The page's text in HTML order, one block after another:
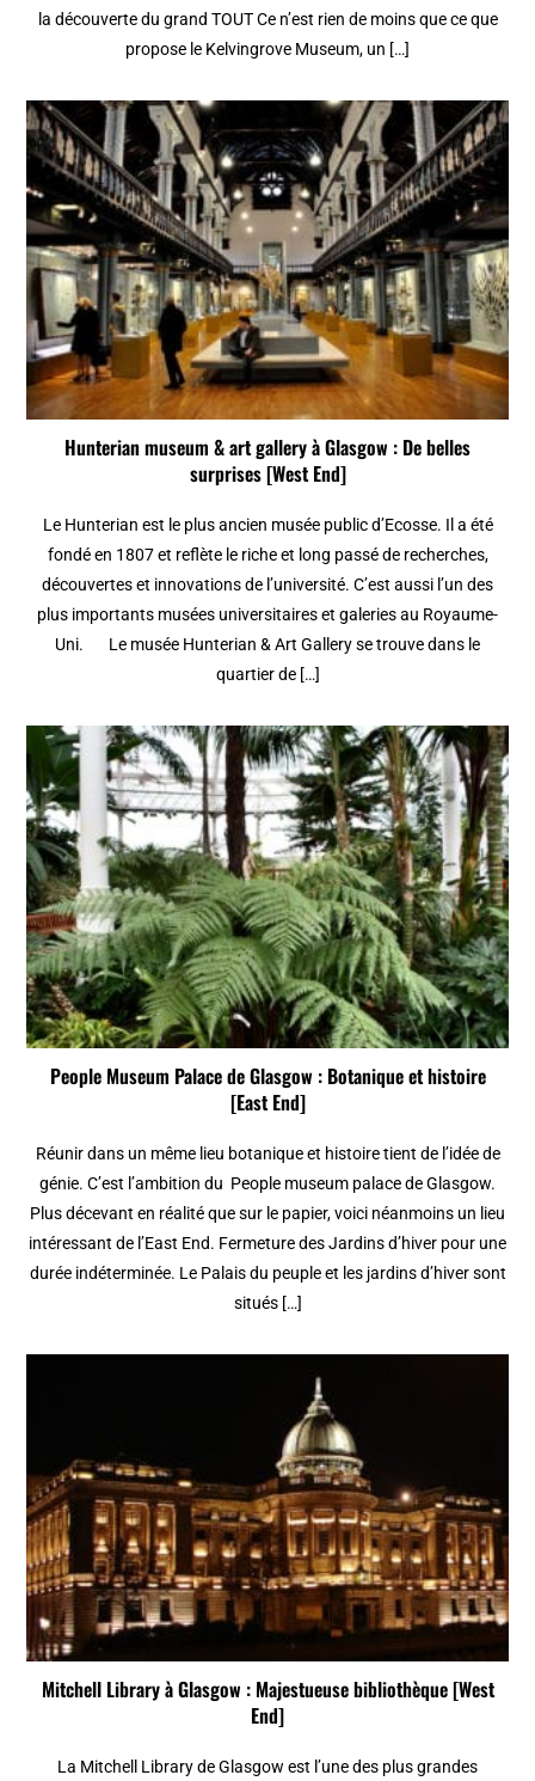
la découverte du grand TOUT Ce n’est rien de moins que ce que
propose le Kelvingrove Museum, un […]
Hunterian museum & art gallery à Glasgow : De belles
surprises [West End]
Le Hunterian est le plus ancien musée public d’Ecosse. Il a été
fondé en 1807 et reflète le riche et long passé de recherches,
découvertes et innovations de l’université. C’est aussi l’un des
plus importants musées universitaires et galeries au Royaume-
Uni. Le musée Hunterian & Art Gallery se trouve dans le
quartier de […]
People Museum Palace de Glasgow : Botanique et histoire
[East End]
Réunir dans un même lieu botanique et histoire tient de l’idée de
génie. C’est l’ambition du People museum palace de Glasgow.
Plus décevant en réalité que sur le papier, voici néanmoins un lieu
intéressant de l’East End. Fermeture des Jardins d’hiver pour une
durée indéterminée. Le Palais du peuple et les jardins d’hiver sont
situés […]
Mitchell Library à Glasgow : Majestueuse bibliothèque [West
End]
La Mitchell Library de Glasgow est l’une des plus grandes